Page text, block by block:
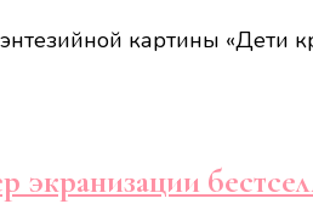
картины «Дети
экранизации